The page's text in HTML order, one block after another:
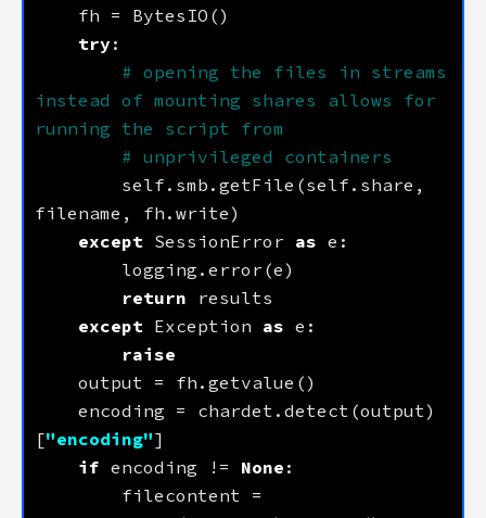
try
# opening the files in streams
instead of mounting shares allows for
running the script from
# unprivileged containers
except SessionError as
return
except Exception as
raise
["encoding"
if encoding != None